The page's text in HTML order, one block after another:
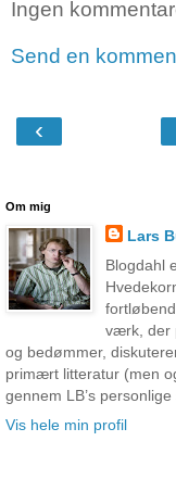
Ingen
Send en
‹
Om mig
Lars
Blogdahl
værk, der
og bedømmer,
primært litteratur (men
gennem LB’s
Vis hele min profil